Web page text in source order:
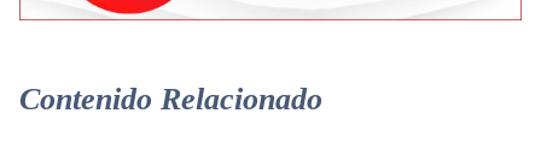
Contenido Relacionado